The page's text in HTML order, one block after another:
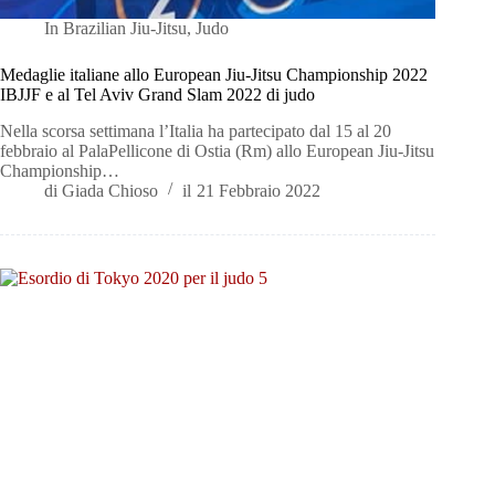
In Brazilian Jiu-Jitsu,Judo
Medaglie italiane allo European Jiu-Jitsu Championship 2022
IBJJF e al Tel Aviv Grand Slam 2022 di judo
Nella scorsa settimana l’Italia ha partecipato dal 15 al 20
febbraio al PalaPellicone di Ostia (Rm) allo European Jiu-Jitsu
Championship…
di Giada Chioso il 21 Febbraio 2022